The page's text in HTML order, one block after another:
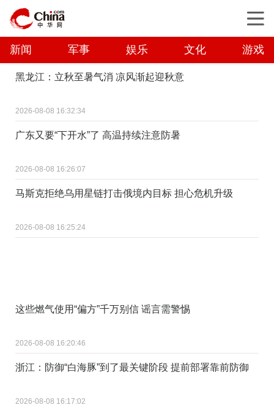
新闻 军事 娱乐 文化 游戏
黑龙江：立秋至暑气消 凉风渐起迎秋意
2026-08-08 16:32:34
广东又要“下开水”了 高温持续注意防暑
2026-08-08 16:26:07
马斯克拒绝乌用星链打击俄境内目标 担心危机升级
2026-08-08 16:25:24
这些燃气使用“偏方”千万别信 谣言需警惕
2026-08-08 16:20:46
浙江：防御“白海豚”到了最关键阶段 提前部署靠前防御
2026-08-08 16:17:02